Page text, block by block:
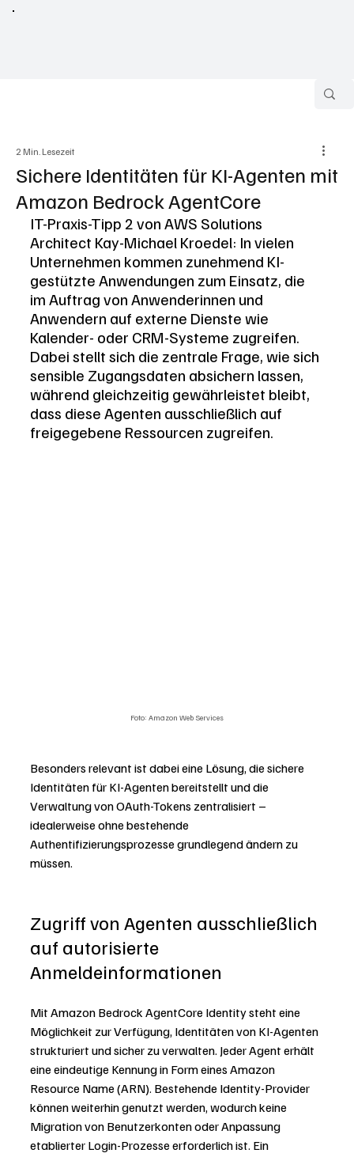
Sichere Identitäten für KI-Agenten mit
Amazon Bedrock AgentCore
2 Min. Lesezeit
IT-Praxis-Tipp 2 von AWS Solutions
Architect Kay-Michael Kroedel: In vielen
Unternehmen kommen zunehmend KI-
gestützte Anwendungen zum Einsatz, die
im Auftrag von Anwenderinnen und
Anwendern auf externe Dienste wie
Kalender- oder CRM-Systeme zugreifen.
Dabei stellt sich die zentrale Frage, wie sich
sensible Zugangsdaten absichern lassen,
während gleichzeitig gewährleistet bleibt,
dass diese Agenten ausschließlich auf
freigegebene Ressourcen zugreifen.
Foto: Amazon Web Services
Besonders relevant ist dabei eine Lösung, die sichere
Identitäten für KI-Agenten bereitstellt und die
Verwaltung von OAuth-Tokens zentralisiert –
idealerweise ohne bestehende
Authentifizierungsprozesse grundlegend ändern zu
müssen.
Zugriff von Agenten ausschließlich
auf autorisierte
Anmeldeinformationen
Mit Amazon Bedrock AgentCore Identity steht eine
Möglichkeit zur Verfügung, Identitäten von KI-Agenten
strukturiert und sicher zu verwalten. Jeder Agent erhält
eine eindeutige Kennung in Form eines Amazon
Resource Name (ARN). Bestehende Identity-Provider
können weiterhin genutzt werden, wodurch keine
Migration von Benutzerkonten oder Anpassung
etablierter Login-Prozesse erforderlich ist. Ein